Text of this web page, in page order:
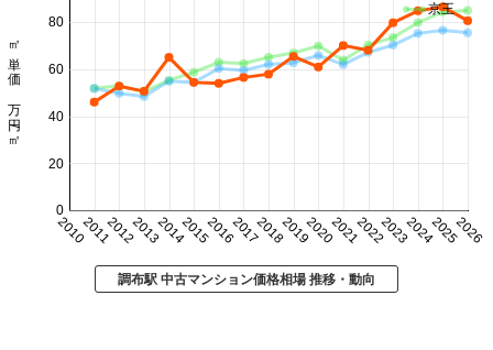
20102011201220132014201520162017201820192020202120222023202420252026
0
20
40
60
80
㎡単価 万円/㎡
京王
調布駅 中古マンション価格相場 推移・動向